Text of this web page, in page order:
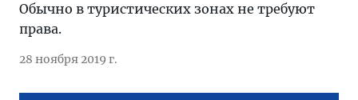
Обычно в туристических зонах не требуют
права.
28 ноября 2019 г.